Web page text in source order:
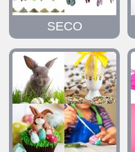
SECO